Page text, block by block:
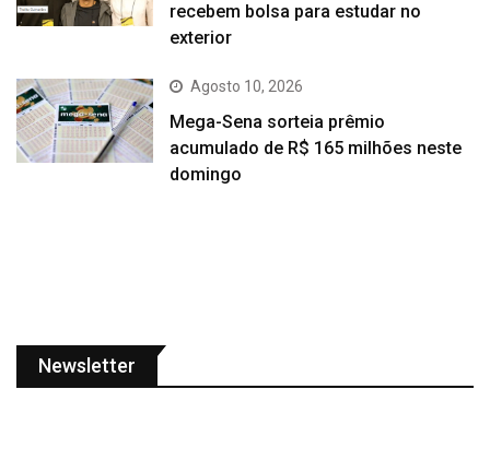
recebem bolsa para estudar no
exterior
Agosto 10, 2026
Mega-Sena sorteia prêmio
acumulado de R$ 165 milhões neste
domingo
Newsletter